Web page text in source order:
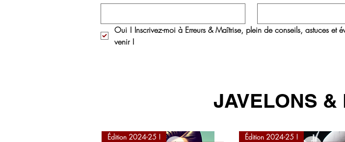
Oui ! Inscrivez-moi à Erreurs & Maîtrise, plein de conseils, astuces et
venir !
JAVELONS &
Édition 2024-25 ! Édition 2024-25 !